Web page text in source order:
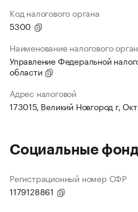
Код налогового органа
5300
Наименование налогового
Управление Федеральной
области
Адрес налоговой
173015, Великий Новгород г,
Социальные
Регистрационный номер СФР
1179128861